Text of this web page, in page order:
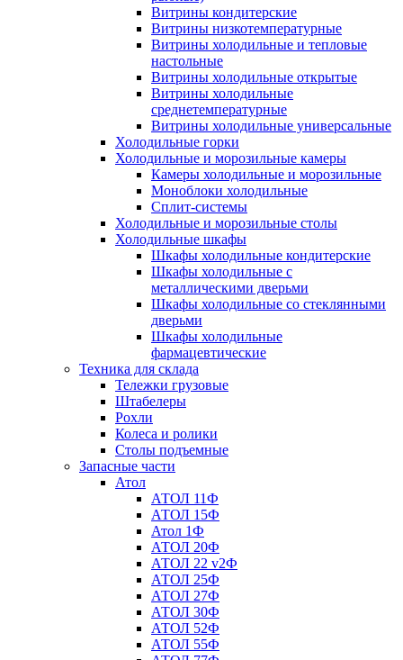
Витрины кондитерские
Витрины низкотемпературные
Витрины холодильные и тепловые
настольные
Витрины холодильные открытые
Витрины холодильные
среднетемпературные
Витрины холодильные универсальные
Холодильные горки
Холодильные и морозильные камеры
Камеры холодильные и морозильные
Моноблоки холодильные
Сплит-системы
Холодильные и морозильные столы
Холодильные шкафы
Шкафы холодильные кондитерские
Шкафы холодильные с
металлическими дверьми
Шкафы холодильные со стеклянными
дверьми
Шкафы холодильные
фармацевтические
Техника для склада
Тележки грузовые
Штабелеры
Рохли
Колеса и ролики
Столы подъемные
Запасные части
Атол
АТОЛ 11Ф
АТОЛ 15Ф
Атол 1Ф
АТОЛ 20Ф
АТОЛ 22 v2Ф
АТОЛ 25Ф
АТОЛ 27Ф
АТОЛ 30Ф
АТОЛ 52Ф
АТОЛ 55Ф